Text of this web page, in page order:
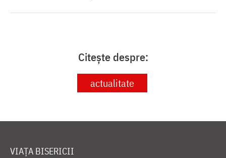
Citește despre:
actualitate
VIAȚA BISERICII